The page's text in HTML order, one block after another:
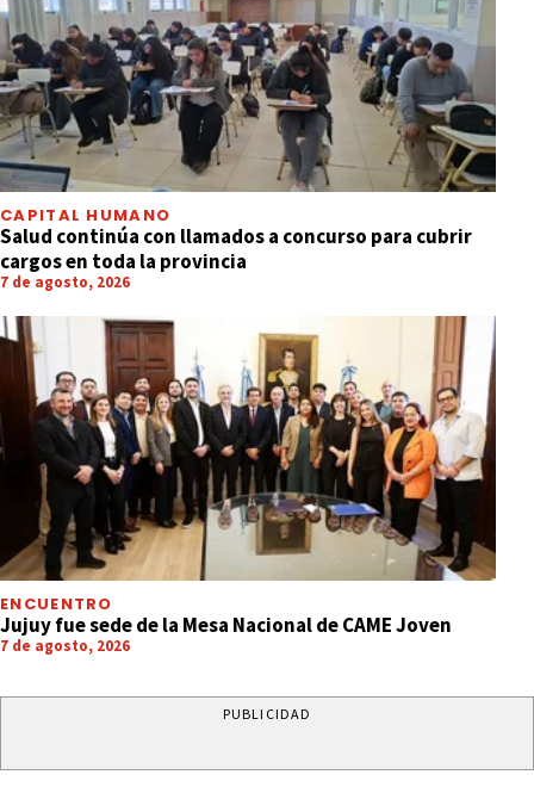
CAPITAL HUMANO
Salud continúa con llamados a concurso para cubrir
cargos en toda la provincia
7 de agosto, 2026
ENCUENTRO
Jujuy fue sede de la Mesa Nacional de CAME Joven
7 de agosto, 2026
PUBLICIDAD